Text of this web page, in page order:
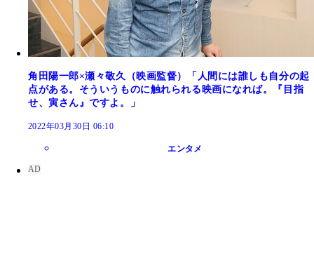
角田陽一郎×瀬々敬久（映画監督）「人間には誰しも自分の起
点がある。そういうものに触れられる映画になれば。『目指
せ、寅さん』ですよ。」
2022年03月30日 06:10
エンタメ